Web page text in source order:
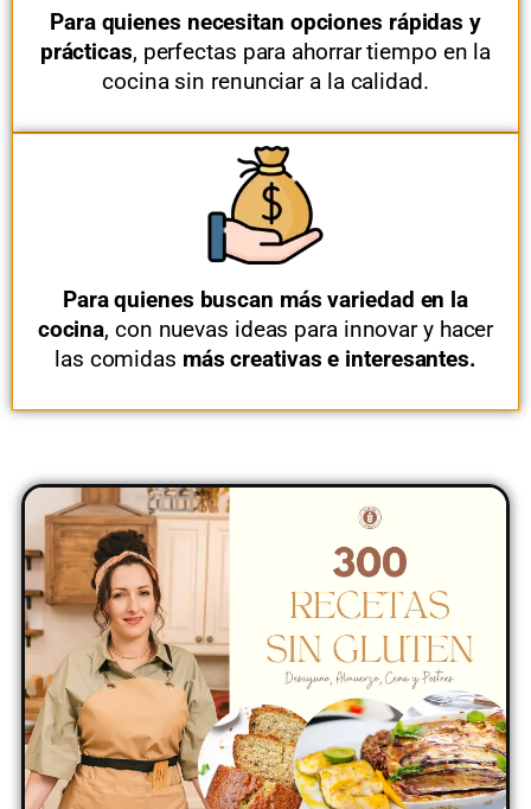
Para quienes necesitan opciones rápidas y
prácticas, perfectas para ahorrar tiempo en la
cocina sin renunciar a la calidad.
Para quienes buscan más variedad en la
cocina, con nuevas ideas para innovar y hacer
las comidas más creativas e interesantes.